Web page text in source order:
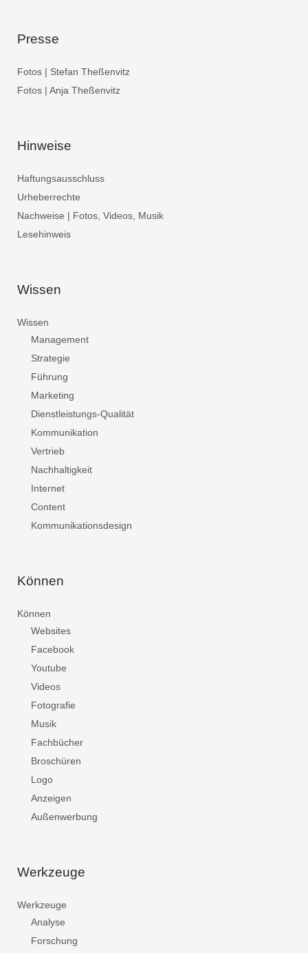
Presse
Fotos | Stefan Theßenvitz
Fotos | Anja Theßenvitz
Hinweise
Haftungsausschluss
Urheberrechte
Nachweise | Fotos, Videos, Musik
Lesehinweis
Wissen
Wissen
Management
Strategie
Führung
Marketing
Dienstleistungs-Qualität
Kommunikation
Vertrieb
Nachhaltigkeit
Internet
Content
Kommunikationsdesign
Können
Können
Websites
Facebook
Youtube
Videos
Fotografie
Musik
Fachbücher
Broschüren
Logo
Anzeigen
Außenwerbung
Werkzeuge
Werkzeuge
Analyse
Forschung